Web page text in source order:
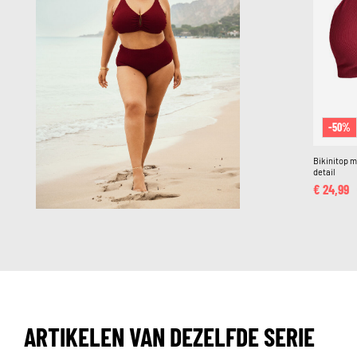
-50%
Bikinitop
detail
€ 24,99
ARTIKELEN VAN DEZELFDE SERIE